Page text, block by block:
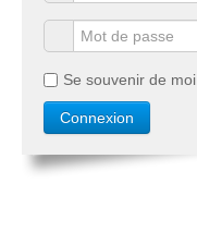
Se souvenir de moi